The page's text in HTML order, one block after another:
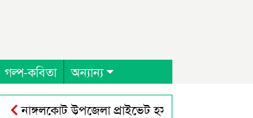
গল্প-কবিতা অন্যান্য
নাঙ্গলকোট উপজেলা প্রাইভেট হসপিটাল ক্লিনিক এন্ড